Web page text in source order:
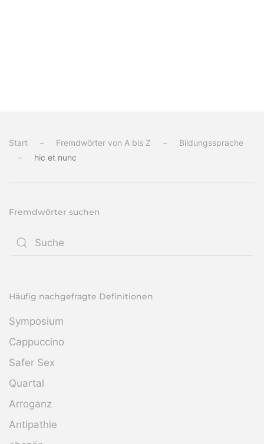
Start Fremdwörter von A bis Z
Bildungssprache
hic et nunc
Fremdwörter suchen
Häufig nachgefragte Definitionen
Symposium
Cappuccino
Safer Sex
Quartal
Arroganz
Antipathie